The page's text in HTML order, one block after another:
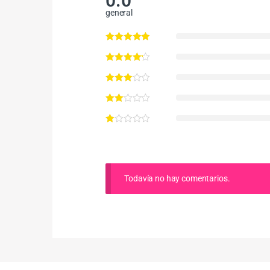
general
Todavía no hay comentarios.